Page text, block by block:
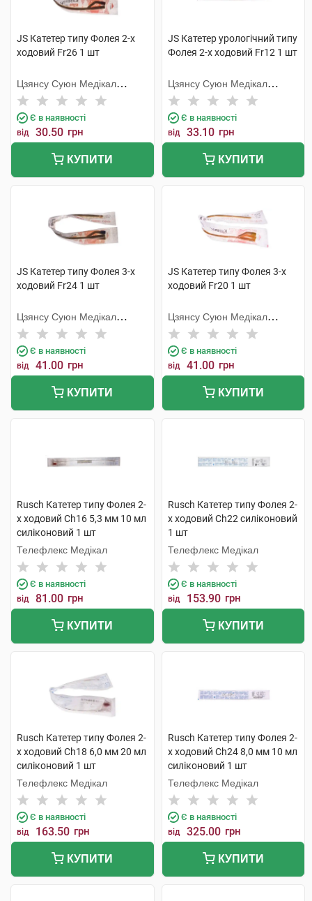
JS Катетер типу Фолея 2-х
ходовий Fr26 1 шт
Цзянсу Суюн Медікал
Метіріалс
Є в наявності
від 30.50 грн
КУПИТИ
JS Катетер урологічний типу
Фолея 2-х ходовий Fr12 1 шт
Цзянсу Суюн Медікал
Метіріалс
Є в наявності
від 33.10 грн
КУПИТИ
JS Катетер типу Фолея 3-х
ходовий Fr24 1 шт
Цзянсу Суюн Медікал
Метіріалс
Є в наявності
від 41.00 грн
КУПИТИ
JS Катетер типу Фолея 3-х
ходовий Fr20 1 шт
Цзянсу Суюн Медікал
Метіріалс
Є в наявності
від 41.00 грн
КУПИТИ
Rusch Катетер типу Фолея 2-
х ходовий Ch16 5,3 мм 10 мл
силіконовий 1 шт
Телефлекс Медікал
Є в наявності
від 81.00 грн
КУПИТИ
Rusch Катетер типу Фолея 2-
х ходовий Ch22 силіконовий
1 шт
Телефлекс Медікал
Є в наявності
від 153.90 грн
КУПИТИ
Rusch Катетер типу Фолея 2-
х ходовий Ch18 6,0 мм 20 мл
силіконовий 1 шт
Телефлекс Медікал
Є в наявності
від 163.50 грн
КУПИТИ
Rusch Катетер типу Фолея 2-
х ходовий Ch24 8,0 мм 10 мл
силіконовий 1 шт
Телефлекс Медікал
Є в наявності
від 325.00 грн
КУПИТИ